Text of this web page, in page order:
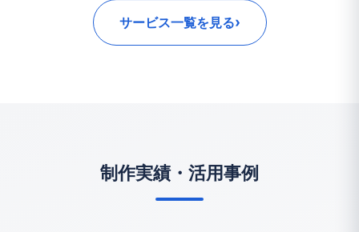
サービス一覧を見る›
制作実績・活用事例